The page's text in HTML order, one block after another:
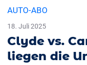
AUTO-ABO
18. Juli 2025
Clyde vs.
liegen die